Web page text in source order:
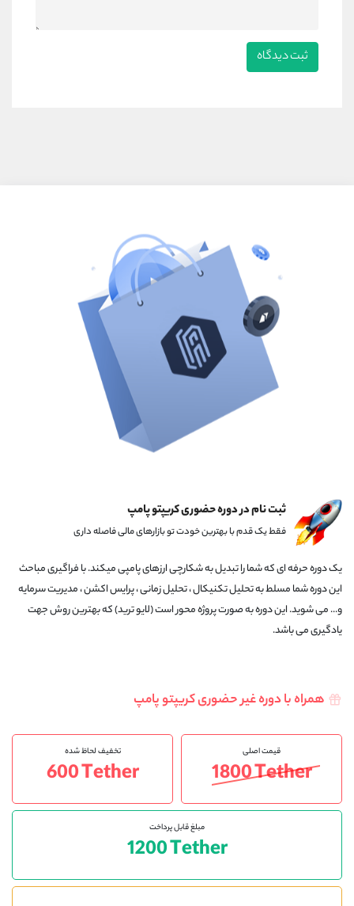
ثبت نام در دوره حضوری کریپتو پامپ
فقط یک قدم با بهترین خودت تو بازارهای مالی فاصله داری
یک دوره حرفه ای که شما را تبدیل به شکارچی ارزهای پامپی میکند. با فراگیری مباحث
این دوره شما مسلط به تحلیل تکنیکال ، تحلیل زمانی ، پرایس اکشن ، مدیریت سرمایه
و... می شوید. این دوره به صورت پروژه محور است (لایو ترید) که بهترین روش جهت
یادگیری می باشد.
همراه با دوره غیر حضوری کریپتو پامپ
قیمت اصلی
1800 Tether
تخفیف لحاظ شده
600 Tether
مبلغ قابل پرداخت
1200 Tether